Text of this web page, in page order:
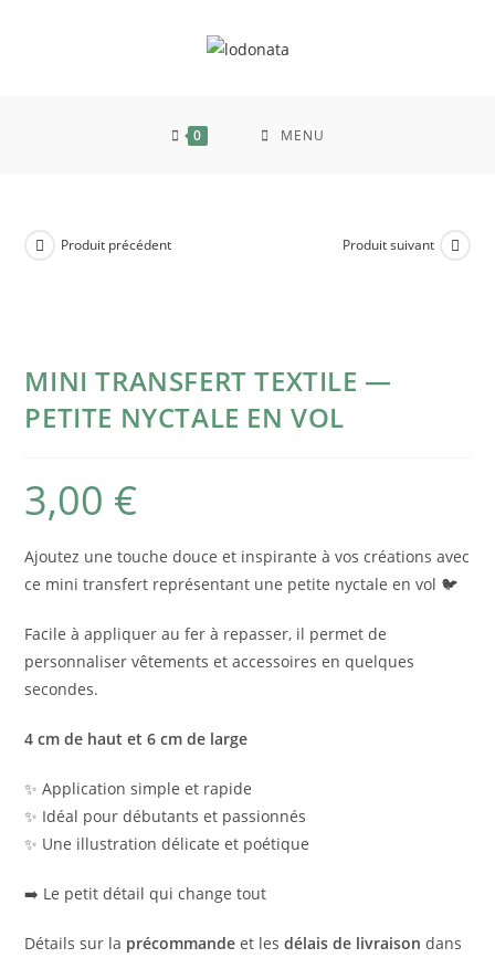
0 MENU
Produit précédent Produit suivant
MINI TRANSFERT TEXTILE —
PETITE NYCTALE EN VOL
3,00 €
Ajoutez une touche douce et inspirante à vos créations avec
ce mini transfert représentant une petite nyctale en vol 🐦
Facile à appliquer au fer à repasser, il permet de
personnaliser vêtements et accessoires en quelques
secondes.
4 cm de haut et 6 cm de large
✨ Application simple et rapide
✨ Idéal pour débutants et passionnés
✨ Une illustration délicate et poétique
➡️ Le petit détail qui change tout
Détails sur la précommande et lesdélais de livraison dans